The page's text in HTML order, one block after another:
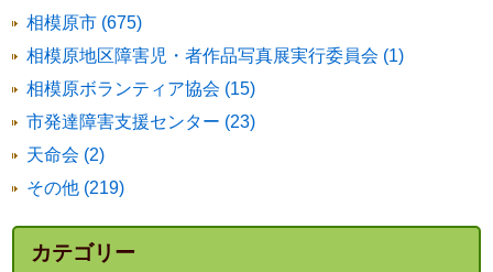
相模原市 (675)
相模原地区障害児・者作品写真展実行委員会 (1)
相模原ボランティア協会 (15)
市発達障害支援センター (23)
天命会 (2)
その他 (219)
カテゴリー